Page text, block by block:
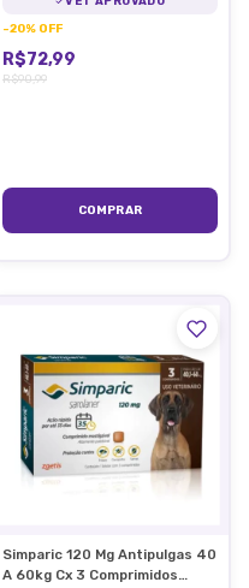
-20% OFF
R$72,99
R$90,99
Simparic 120 Mg Antipulgas 40
A 60kg Cx 3 Comprimidos